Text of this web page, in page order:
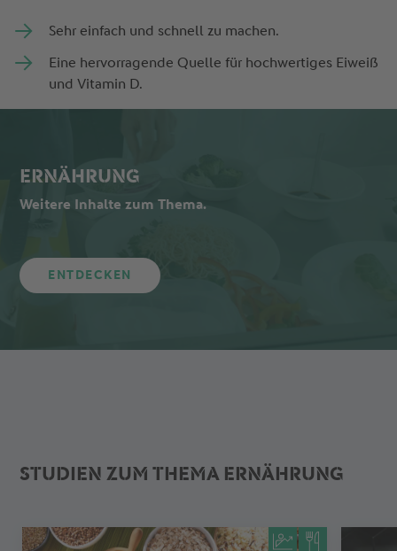
Sehr einfach und schnell zu machen.
Eine hervorragende Quelle für hochwertiges Eiweiß
und Vitamin D.
ERNÄHRUNG
Weitere Inhalte zum Thema.
ENTDECKEN
STUDIEN ZUM THEMA ERNÄHRUNG